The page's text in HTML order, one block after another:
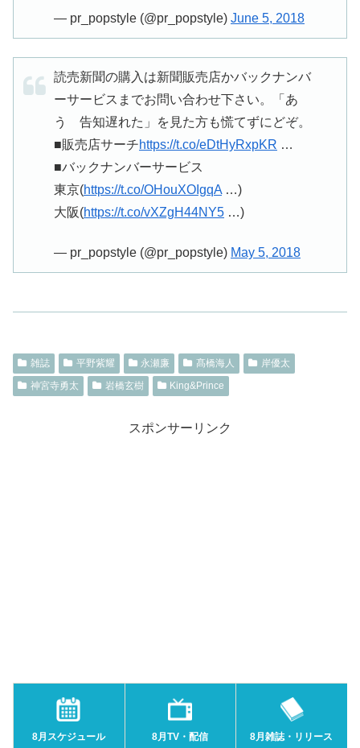
— pr_popstyle (@pr_popstyle) June 5, 2018
読売新聞の購入は新聞販売店かバックナンバ
ーサービスまでお問い合わせ下さい。「あ
う 告知遅れた」を見た方も慌てずにどぞ。
■販売店サーチhttps://t.co/eDtHyRxpKR …
■バックナンバーサービス
東京(https://t.co/OHouXOIgqA …)
大阪(https://t.co/vXZgH44NY5 …)
— pr_popstyle (@pr_popstyle) May 5, 2018
雑誌 平野紫耀 永瀬廉 髙橋海人
岸優太
神宮寺勇太
岩橋玄樹 King&Prince
スポンサーリンク
8月スケジュール 8月TV・配信 8月雑誌・リリース